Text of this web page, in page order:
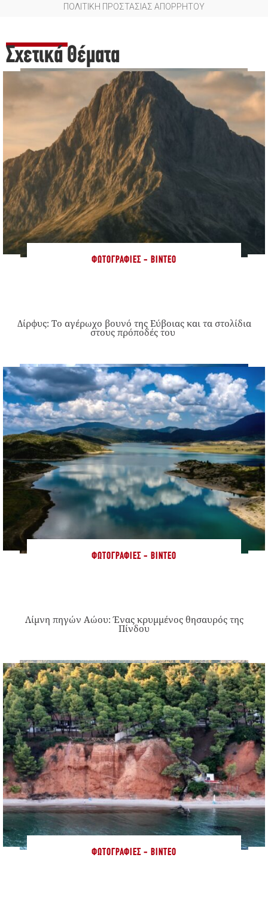
ΠΟΛΙΤΙΚΗ ΠΡΟΣΤΑΣΙΑΣ ΑΠΟΡΡΗΤΟΥ
Σχετικά Θέματα
ΦΩΤΟΓΡΑΦΊΕΣ - ΒΊΝΤΕΟ
Δίρφυς: Το αγέρωχο βουνό της Εύβοιας και τα στολίδια
στους πρόποδές του
ΦΩΤΟΓΡΑΦΊΕΣ - ΒΊΝΤΕΟ
Λίμνη πηγών Αώου: Ένας κρυμμένος θησαυρός της
Πίνδου
ΦΩΤΟΓΡΑΦΊΕΣ - ΒΊΝΤΕΟ